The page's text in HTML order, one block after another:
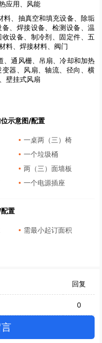
应用、风能
料、抽真空和填充设备、除垢
、焊接设备、检测设备、温
设备、制冷剂、固定件、五
料、焊接材料、阀门
、通风栅、吊扇、冷却和加热
器、风扇、轴流、径向、横
壁挂式风扇
示意图/配置
一桌两（三）椅
一个垃圾桶
两（三）面墙板
一个电源插座
置
需最小起订面积
回复
0